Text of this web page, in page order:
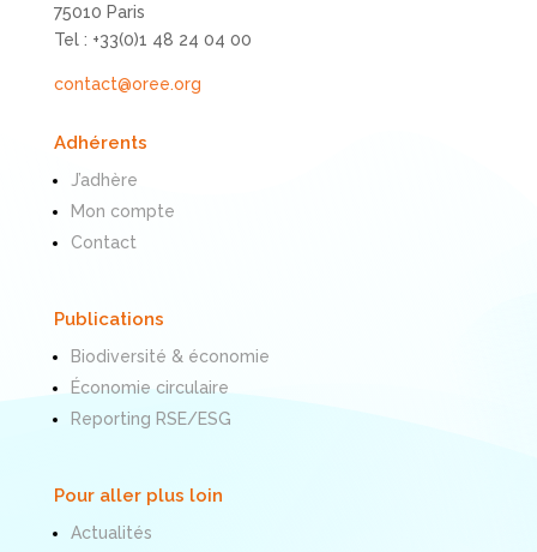
75010 Paris
Tel : +33(0)1 48 24 04 00
contact@oree.org
Adhérents
J’adhère
Mon compte
Contact
Publications
Biodiversité & économie
Économie circulaire
Reporting RSE/ESG
Pour aller plus loin
Actualités